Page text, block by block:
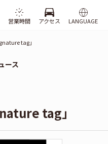
営業時間 アクセス LANGUAGE
tag」
ース
tag」